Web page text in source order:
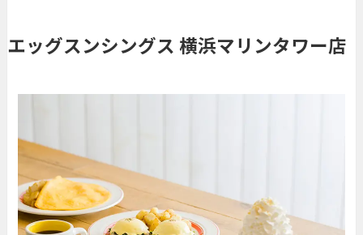
エッグスンシングス 横浜マリンタワー店